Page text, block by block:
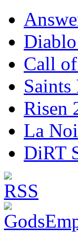
Call
Saints
Risen
La
DiRT